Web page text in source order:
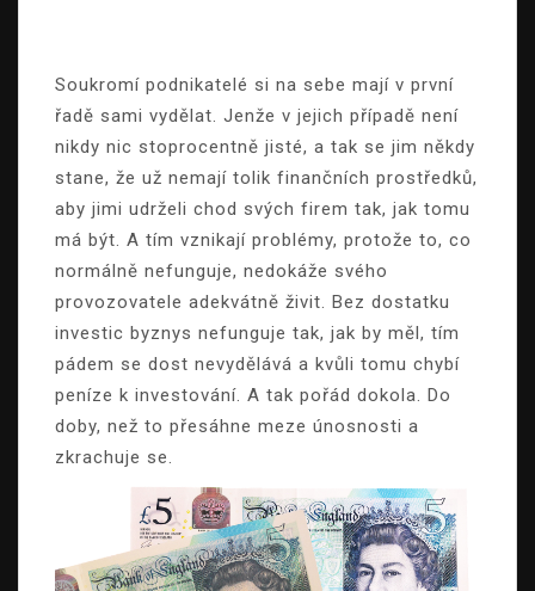
Soukromí podnikatelé si na sebe mají v první
řadě sami vydělat. Jenže v jejich případě není
nikdy nic stoprocentně jisté, a tak se jim někdy
stane, že už nemají tolik finančních prostředků,
aby jimi udrželi chod svých firem tak, jak tomu
má být. A tím vznikají problémy, protože to, co
normálně nefunguje, nedokáže svého
provozovatele adekvátně živit. Bez dostatku
investic byznys nefunguje tak, jak by měl, tím
pádem se dost nevydělává a kvůli tomu chybí
peníze k investování. A tak pořád dokola. Do
doby, než to přesáhne meze únosnosti a
zkrachuje se.